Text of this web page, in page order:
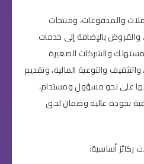
والمدفوعات، ومنتجات
والقروض بالإضافة إلى خدمات
والشركات الصغيرة
والتوعية المالية، وتقديم
على نحو مسؤول ومستدام،
بجودة عالية وضمان لحق
ركائز أساسية: